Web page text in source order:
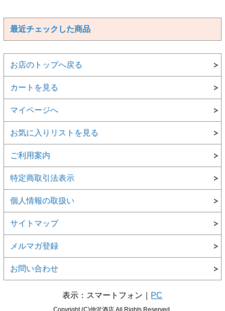
最近チェックした商品
お店のトップへ戻る
カートを見る
マイページへ
お気に入りリストを見る
ご利用案内
特定商取引法表示
個人情報の取扱い
サイトマップ
メルマガ登録
お問い合わせ
表示：スマートフォン｜ PC
Copyright (C)仲沢酒店 All Rights Reserved.